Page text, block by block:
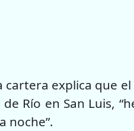
cartera explica que
Río en San Luis,
noche”.